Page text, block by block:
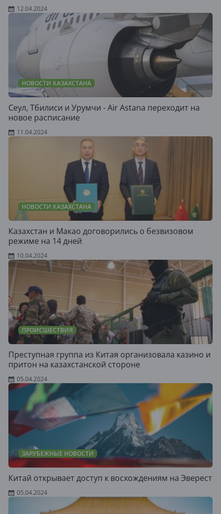
12.04.2024
НОВОСТИ КАЗАХСТАНА
Сеул, Тбилиси и Урумчи - Air Astana переходит на
новое расписание
11.04.2024
НОВОСТИ КАЗАХСТАНА
Казахстан и Макао договорились о безвизовом
режиме на 14 дней
10.04.2024
ПРОИСШЕСТВИЯ
Преступная группа из Китая организовала казино и
притон на казахстанской стороне
05.04.2024
ЗАРУБЕЖНЫЕ НОВОСТИ
Китай открывает доступ к восхождениям на Эверест
05.04.2024